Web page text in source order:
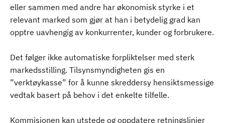
eller sammen med andre har økonomisk styrke i et
relevant marked som gjør at han i betydelig grad kan
opptre uavhengig av konkurrenter, kunder og forbrukere.
Det følger ikke automatiske forpliktelser med sterk
markedsstilling. Tilsynsmyndigheten gis en
”verktøykasse” for å kunne skreddersy hensiktsmessige
vedtak basert på behov i det enkelte tilfelle.
Kommisjonen kan utstede og oppdatere retningslinjer